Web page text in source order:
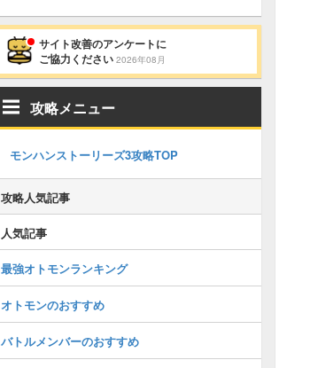
サイト改善のアンケートに
ご協力ください 2026年08月
攻略メニュー
モンハンストーリーズ3攻略TOP
攻略人気記事
人気記事
最強オトモンランキング
オトモンのおすすめ
バトルメンバーのおすすめ